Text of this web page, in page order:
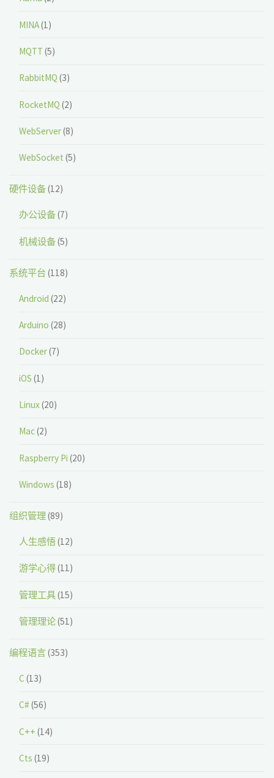
MINA(1)
MQTT (5)
RabbitMQ (3)
RocketMQ (2)
WebServer(8)
WebSocket (5)
硬件设备(12)
办公设备(7)
机械设备(5)
系统平台 (118)
Android (22)
Arduino (28)
Docker(7)
iOS (1)
Linux(20)
Mac(2)
Raspberry Pi (20)
Windows (18)
组织管理(89)
人生感悟(12)
游学心得(11)
管理工具(15)
管理理论(51)
编程语言(353)
C (13)
C# (56)
C++ (14)
Cts (19)